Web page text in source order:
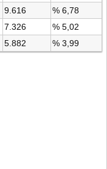
9.616
% 6,78
7.326
% 5,02
5.882 % 3,99